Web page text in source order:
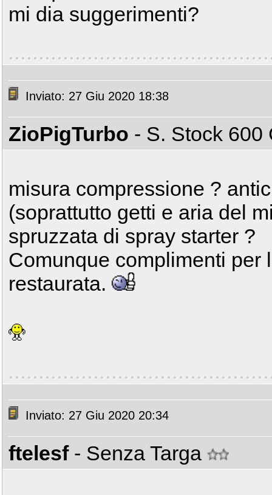
mi dia suggerimenti?
Inviato: 27 Giu 2020 18:38
ZioPigTurbo - S. Stock
misura compressione ?
(soprattutto getti e aria del
spruzzata di spray starter ?
Comunque complimenti per
restaurata.
Inviato: 27 Giu 2020 20:34
ftelesf - Senza Targa